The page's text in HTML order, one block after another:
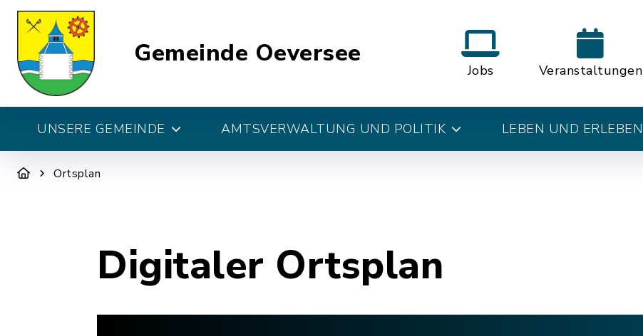
Gemeinde Oeversee
Jobs Veranstaltungen
UNSERE GEMEINDE AMTSVERWALTUNG UND POLITIK LEBEN UND ERLEBEN
Ortsplan
Digitaler Ortsplan